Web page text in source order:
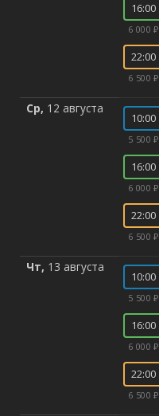
16:00
6 000 ₽
22:00
6 500 ₽
Ср, 12 августа
10:00
5 500 ₽
16:00
6 000 ₽
22:00
6 500 ₽
Чт, 13 августа
10:00
5 500 ₽
16:00
6 000 ₽
22:00
6 500 ₽